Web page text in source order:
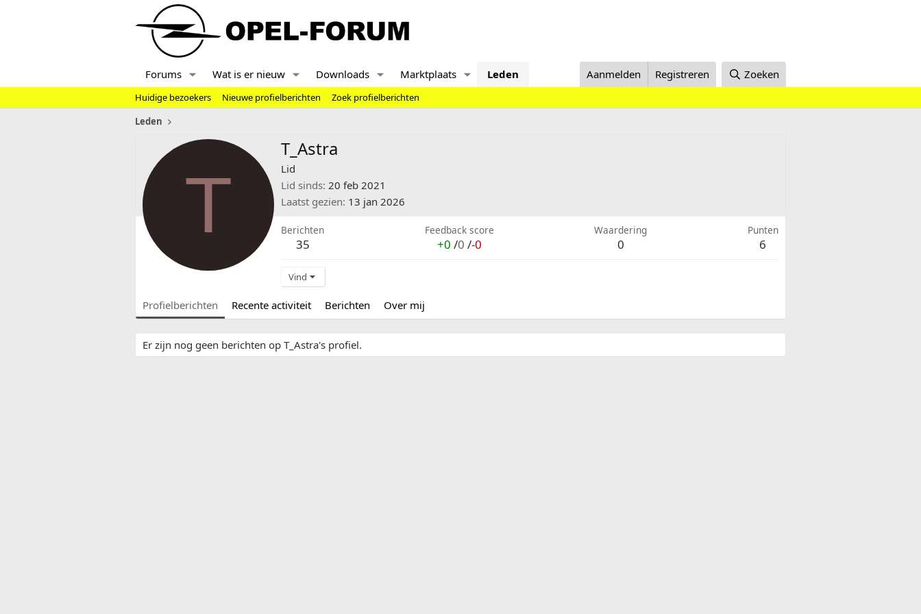
Forums Wat is er nieuw Downloads Marktplaats Leden Aanmelden Registreren Zoeken
Huidige bezoekers Nieuwe profielberichten
Zoek profielberichten
Leden
T
T_Astra
Lid
Lid sinds 20 feb 2021
Laatst gezien 13 jan 2026
Berichten
35
Feedback score
+0 /0 /-0
Waardering
0
Punten
6
Vind
Profielberichten Recente activiteit Berichten Over mij
Er zijn nog geen berichten op T_Astra's profiel.